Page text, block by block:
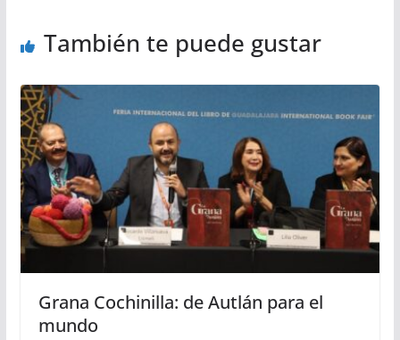
También te puede gustar
Grana Cochinilla: de Autlán para el
mundo